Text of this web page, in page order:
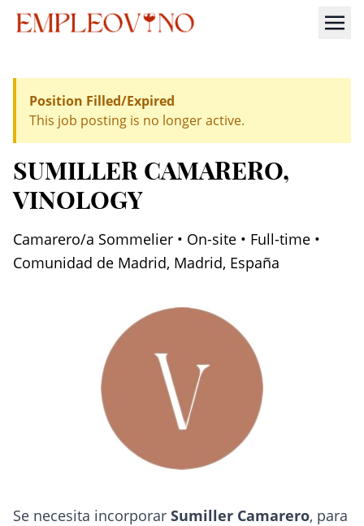
Position Filled/Expired
This job posting is no longer active.
SUMILLER CAMARERO,
VINOLOGY
Camarero/a Sommelier • On-site • Full-time •
Comunidad de Madrid, Madrid, España
Se necesita incorporar Sumiller Camarero, para